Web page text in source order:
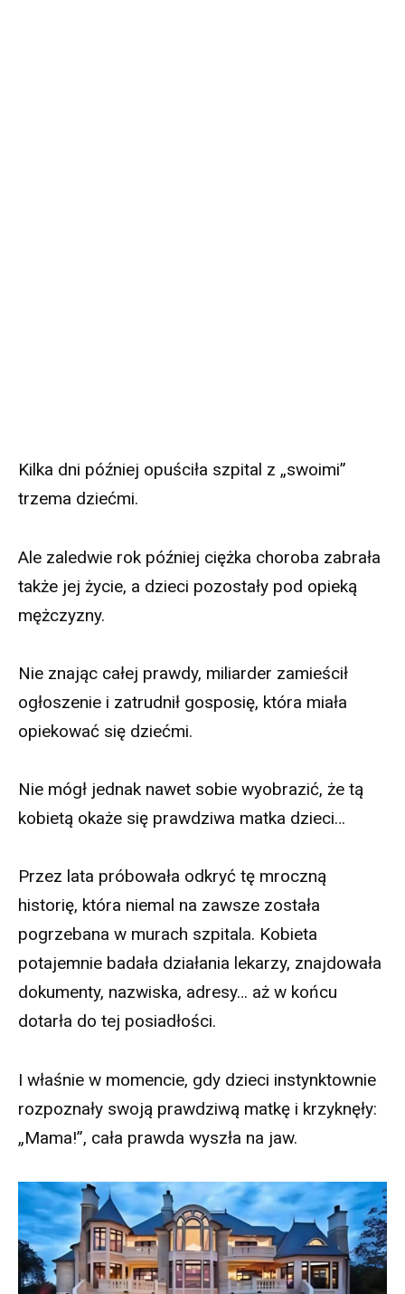
Kilka dni później opuściła szpital z „swoimi”
trzema dziećmi.
Ale zaledwie rok później ciężka choroba zabrała
także jej życie, a dzieci pozostały pod opieką
mężczyzny.
Nie znając całej prawdy, miliarder zamieścił
ogłoszenie i zatrudnił gosposię, która miała
opiekować się dziećmi.
Nie mógł jednak nawet sobie wyobrazić, że tą
kobietą okaże się prawdziwa matka dzieci…
Przez lata próbowała odkryć tę mroczną
historię, która niemal na zawsze została
pogrzebana w murach szpitala. Kobieta
potajemnie badała działania lekarzy, znajdowała
dokumenty, nazwiska, adresy… aż w końcu
dotarła do tej posiadłości.
I właśnie w momencie, gdy dzieci instynktownie
rozpoznały swoją prawdziwą matkę i krzyknęły:
„Mama!”, cała prawda wyszła na jaw.